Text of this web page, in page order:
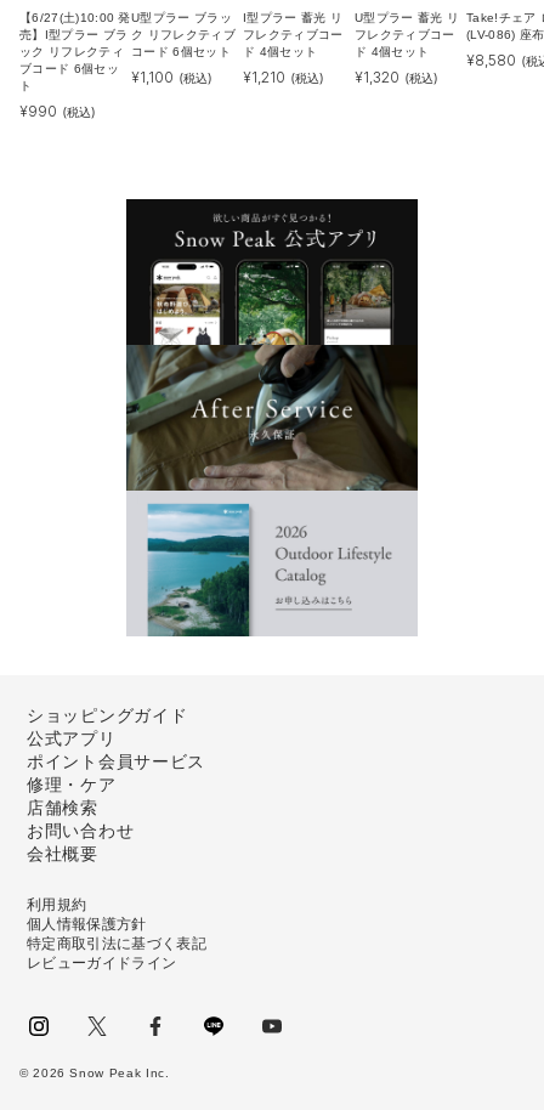
【6/27(土)10:00 発
売】I型プラー ブラ
ック リフレクティ
ブコード 6個セッ
ト
¥990 (税込)
U型プラー ブラッ
ク リフレクティブ
コード 6個セット
¥1,100 (税込)
I型プラー 蓄光 リ
フレクティブコー
ド 4個セット
¥1,210 (税込)
U型プラー 蓄光 リ
フレクティブコー
ド 4個セット
¥1,320 (税込)
Take!チェア
(LV-086) 座
¥8,580 (税
ショッピングガイド
公式アプリ
ポイント会員サービス
修理・ケア
店舗検索
お問い合わせ
会社概要
利用規約
個人情報保護方針
特定商取引法に基づく表記
レビューガイドライン
©2026 Snow Peak Inc.